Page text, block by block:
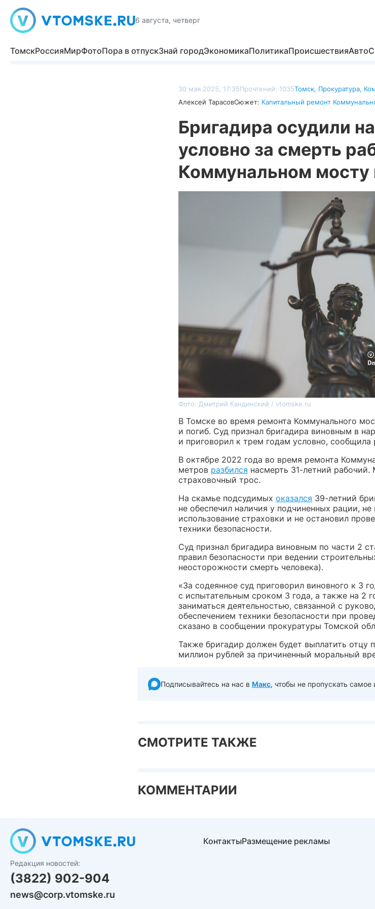
6 августа, четверг
ТомскРоссияМирФотоПора в отпускЗнай городЭкономикаПолитикаПроисшествияАвто
30 мая 2025, 17:35Прочтений: 1035Томск, Прокуратура,
Алексей ТарасовСюжет: Капитальный ремонт
Бригадира осудили
условно за смерть
Коммунальном мосту
Фото: Дмитрий Кандинский / vtomske.ru
В Томске во время ремонта Коммунального
и погиб. Суд признал бригадира виновным в
и приговорил к трем годам условно, сообщила
В октябре 2022 года во время ремонта
метров разбился насмерть 31-летний
страховочный трос.
На скамье подсудимых оказался 39-летний
не обеспечил наличия у подчиненных рации,
использование страховки и не остановил
техники безопасности.
Суд признал бригадира виновным по части 2
правил безопасности при ведении
неосторожности смерть человека).
«За содеянное суд приговорил виновного к 3
с испытательным сроком 3 года, а также на 2
заниматься деятельностью, связанной с
обеспечением техники безопасности при
сказано в сообщении прокуратуры Томской
Также бригадир должен будет выплатить отцу
миллион рублей за причиненный моральный
Подписывайтесь на нас в Макс, чтобы не пропускать самое
СМОТРИТЕ ТАКЖЕ
КОММЕНТАРИИ
Редакция новостей:
(3822) 902-904
news@corp.vtomske.ru
КонтактыРазмещение рекламы